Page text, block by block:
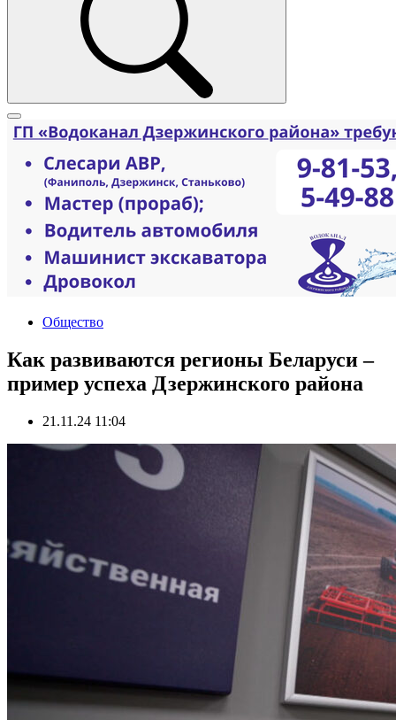
Общество
Как развиваются регионы Беларуси –
пример успеха Дзержинского района
21.11.24 11:04